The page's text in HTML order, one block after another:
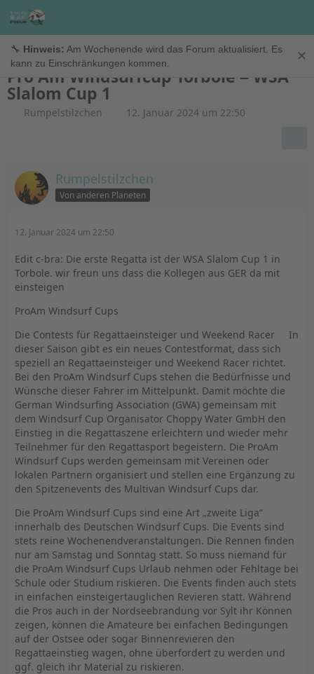
🔧 Hinweis: Am Wochenende wird das Forum aktualisiert. Es
kann zu Einschränkungen kommen.
✕
Regattainfo
Pro Am Windsurfcup Torbole = WSA
Slalom Cup 1
Rumpelstilzchen 12. Januar 2024 um 22:50
Rumpelstilzchen
Von anderen Planeten
12. Januar 2024 um 22:50
Edit c-bra: Die erste Regatta ist der WSA Slalom Cup 1 in
Torbole. wir freun uns dass die Kollegen aus GER da mit
einsteigen
ProAm Windsurf Cups
Die Contests für Regattaeinsteiger und Weekend Racer ­ ­ ­ ­ In
dieser Saison gibt es ein neues Contestformat, dass sich
speziell an Regattaeinsteiger und Weekend Racer richtet.
Bei den ProAm Windsurf Cups stehen die Bedürfnisse und
Wünsche dieser Fahrer im Mittelpunkt. Damit möchte die
German Windsurfing Association (GWA) gemeinsam mit
dem Windsurf Cup Organisator Choppy Water GmbH den
Einstieg in die Regattaszene erleichtern und wieder mehr
Teilnehmer für den Regattasport begeistern. Die ProAm
Windsurf Cups werden gemeinsam mit Vereinen oder
lokalen Partnern organisiert und stellen eine Ergänzung zu
den Spitzenevents des Multivan Windsurf Cups dar.
Die ProAm Windsurf Cups sind eine Art „zweite Liga“
innerhalb des Deutschen Windsurf Cups. Die Events sind
stets reine Wochenendveranstaltungen. Die Rennen finden
nur am Samstag und Sonntag statt. So muss niemand für
die ProAm Windsurf Cups Urlaub nehmen oder Fehltage bei
Schule oder Studium riskieren. Die Events finden auch stets
in einfachen einsteigertauglichen Revieren statt. Während
die Pros auch in der Nordseebrandung vor Sylt ihr Können
zeigen, können die Amateure bei einfachen Bedingungen
auf der Ostsee oder sogar Binnenrevieren den
Regattaeinstieg wagen, ohne überfordert zu werden und
ggf. gleich ihr Material zu riskieren.